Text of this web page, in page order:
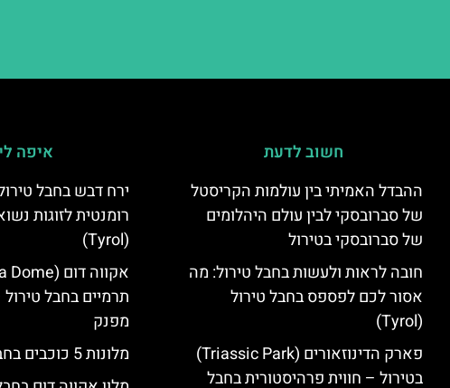
חשוב לדעת
ההבדל האמיתי בין עולמות הקריסטל
של סברובסקי לבין עולם היהלומים
של סברובסקי בטירול
חובה לראות ולעשות בחבל טירול: מה
אסור לכם לפספס בחבל טירול
(Tyrol)
פארק הדינוזאורים (Triassic Park)
בטירול – חווית פרהיסטורית בחבל
איפה
ירח דבש בחבל
רומנטית לזוגות
(Tyrol)
תרמיים בחבל
מפנק
מלונות 5 כוכבים בחבל טירול